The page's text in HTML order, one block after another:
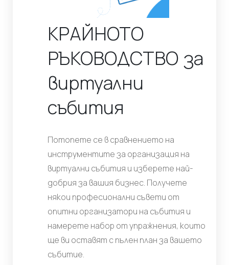
КРАЙНОТО
РЪКОВОДСТВО за
виртуални
събития
Потопете се в сравнението на
инструментите за организация на
виртуални събития и изберете най-
добрия за вашия бизнес. Получете
някои професионални съвети от
опитни организатори на събития и
намерете набор от упражнения, които
ще ви оставят с пълен план за вашето
събитие.